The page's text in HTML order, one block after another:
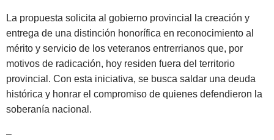
La propuesta solicita al gobierno provincial la creación y
entrega de una distinción honorífica en reconocimiento al
mérito y servicio de los veteranos entrerrianos que, por
motivos de radicación, hoy residen fuera del territorio
provincial. Con esta iniciativa, se busca saldar una deuda
histórica y honrar el compromiso de quienes defendieron la
soberanía nacional.
–